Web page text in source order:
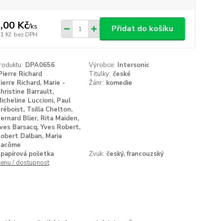
Kč/ks
Kč bez DPH
Přidat do košíku
DPA0656 Výrobce: Intersonic
Richard
Titulky: české
Richard, Marie -
Barrault,
Luccioni, Paul
Tsilla Chelton,
Blier, Rita Maiden,
Barsacq, Yves Robert,
Dalban, Maria
Žánr: komedie
papírová pošetka Zvuk: český, francouzský
/ dostupnost